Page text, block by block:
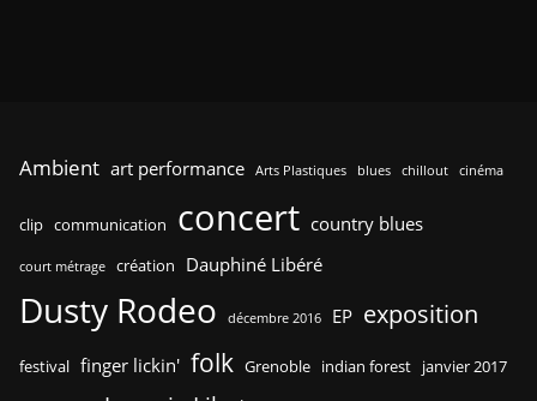
Ambient art performance Arts Plastiques blues chillout cinéma
clip communication concert country blues
court métrage création Dauphiné Libéré
Dusty Rodeo décembre 2016 EP exposition
festival finger lickin' folk Grenoble indian forest janvier 2017